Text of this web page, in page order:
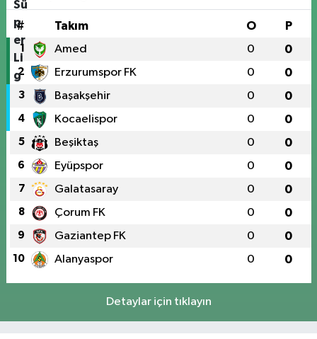
# Takım O P
1 Amed 0 0
2 Erzurumspor FK 0 0
3 Başakşehir 0 0
4 Kocaelispor 0 0
5 Beşiktaş 0 0
6 Eyüpspor 0 0
7 Galatasaray 0 0
8 Çorum FK 0 0
9 Gaziantep FK 0 0
10 Alanyaspor 0 0
Detaylar için tıklayın